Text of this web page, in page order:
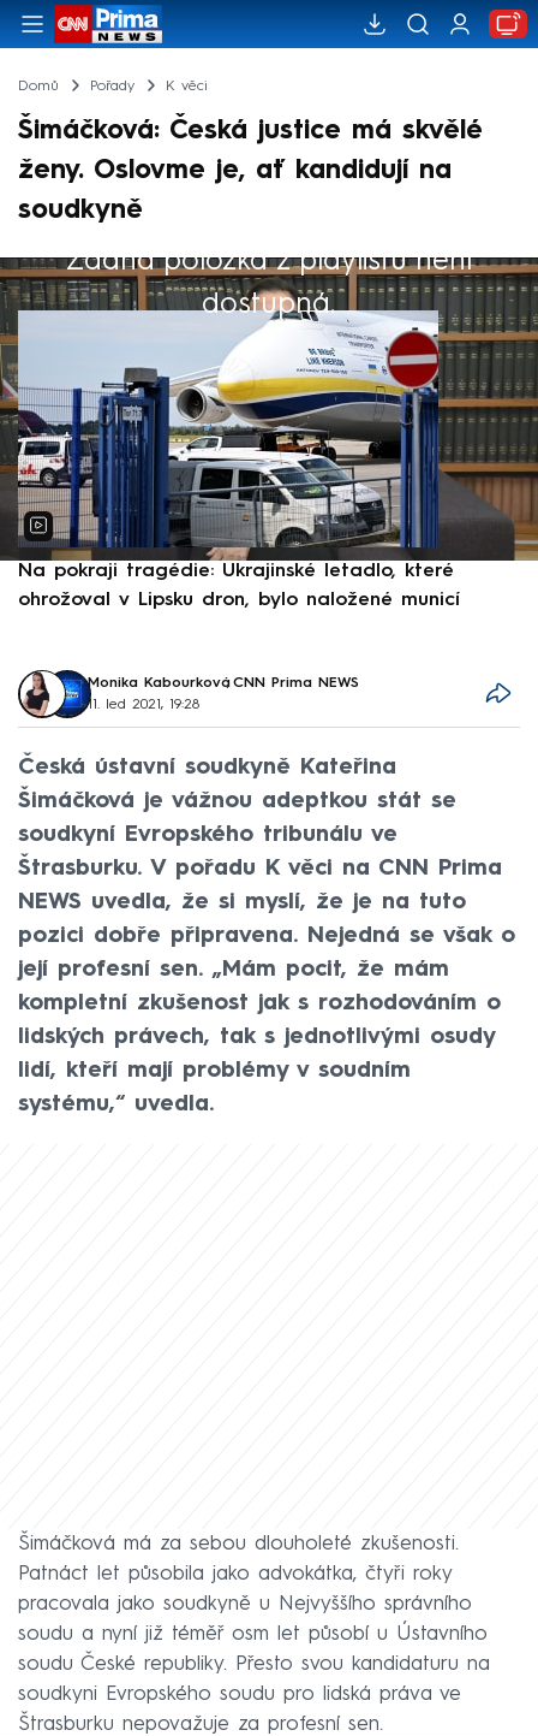
Domů Pořady K věci
Šimáčková: Česká justice má skvělé
ženy. Oslovme je, ať kandidují na
soudkyně
Žádná položka z playlistu není
dostupná.
Výběr redakce
Na pokraji tragédie: Ukrajinské letadlo, které
ohrožoval v Lipsku dron, bylo naložené municí
Monika Kabourková, CNN Prima NEWS
11. led 2021, 19:28
Česká ústavní soudkyně Kateřina
Šimáčková je vážnou adeptkou stát se
soudkyní Evropského tribunálu ve
Štrasburku. V pořadu K věci na CNN Prima
NEWS uvedla, že si myslí, že je na tuto
pozici dobře připravena. Nejedná se však o
její profesní sen. „Mám pocit, že mám
kompletní zkušenost jak s rozhodováním o
lidských právech, tak s jednotlivými osudy
lidí, kteří mají problémy v soudním
systému,“ uvedla.
Šimáčková má za sebou dlouholeté zkušenosti.
Patnáct let působila jako advokátka, čtyři roky
pracovala jako soudkyně u Nejvyššího správního
soudu a nyní již téměř osm let působí u Ústavního
soudu České republiky. Přesto svou kandidaturu na
soudkyni Evropského soudu pro lidská práva ve
Štrasburku nepovažuje za profesní sen.